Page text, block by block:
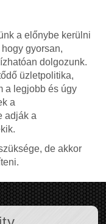
a előnybe kerülni
gyorsan,
dolgozunk.
üzletpolitika,
a legjobb és úgy
a
adják a
de akkor